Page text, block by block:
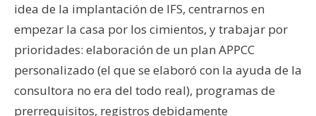
idea de la implantación de IFS, centrarnos en
empezar la casa por los cimientos, y trabajar por
prioridades: elaboración de un plan APPCC
personalizado (el que se elaboró con la ayuda de la
consultora no era del todo real), programas de
prerrequisitos, registros debidamente